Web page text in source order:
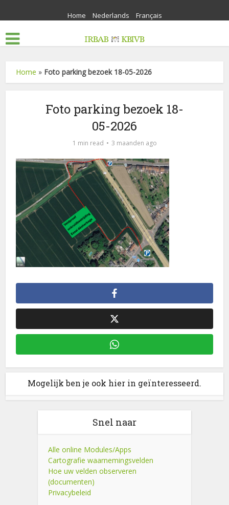
Home Nederlands Français
Home » Foto parking bezoek 18-05-2026
Foto parking bezoek 18-
05-2026
1 min read 3 maanden ago
Mogelijk ben je ook hier in geïnteresseerd.
Snel naar
Alle online Modules/Apps
Cartografie waarnemingsvelden
Hoe uw velden observeren
(documenten)
Privacybeleid